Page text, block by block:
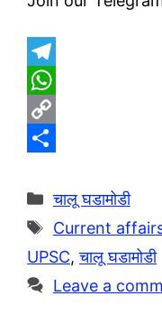
T
e
g
r
a
m
W
h
t
s
A
p
C
p
y
L
i
h
a
r
e
Categories
चालू घडामोडी
Tags
Current
UPSC,चालू घडामोडी
Leave a